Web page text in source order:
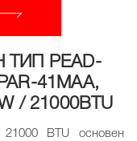
PEAD-
41MAA,
/ 21000BTU
BTU основен